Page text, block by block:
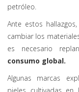
petróleo.
Ante estos
cambiar los
es necesario
consumo global.
Algunas marcas